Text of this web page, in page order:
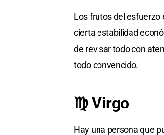
Los frutos del esfuerzo
cierta estabilidad
de revisar todo con
todo convencido.
♍ Virgo
Hay una persona que